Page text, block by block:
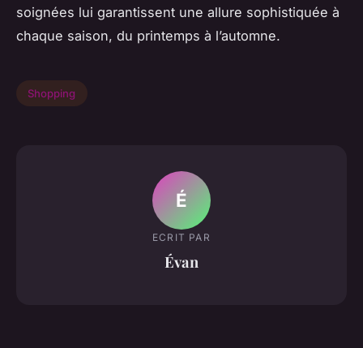
soignées lui garantissent une allure sophistiquée à
chaque saison, du printemps à l’automne.
Shopping
É
ECRIT PAR
Évan